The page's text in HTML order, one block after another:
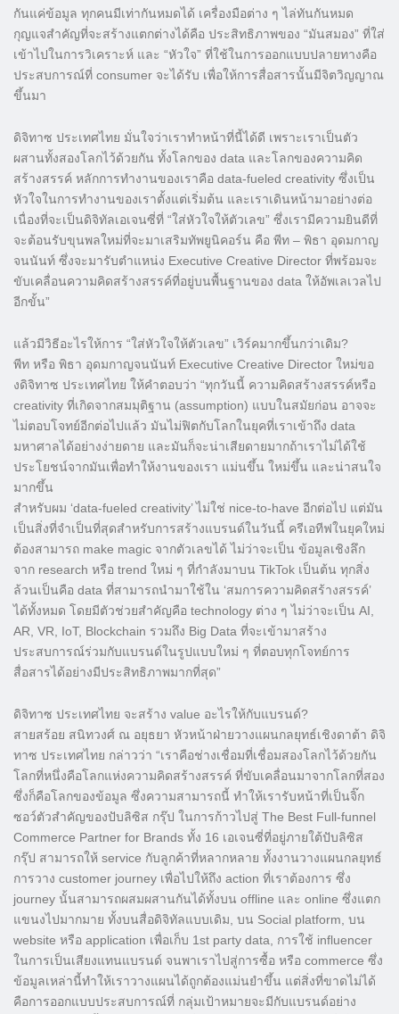
กันแค่ข้อมูล ทุกคนมีเท่ากันหมดได้ เครื่องมือต่าง ๆ ไล่ทันกันหมด
กุญแจสำคัญที่จะสร้างแตกต่างได้คือ ประสิทธิภาพของ “มันสมอง” ที่ใส่
เข้าไปในการวิเคราะห์ และ “หัวใจ” ที่ใช้ในการออกแบบปลายทางคือ
ประสบการณ์ที่ consumer จะได้รับ เพื่อให้การสื่อสารนั้นมีจิตวิญญาณ
ขึ้นมา
ดิจิทาซ ประเทศไทย มั่นใจว่าเราทำหน้าที่นี้ได้ดี เพราะเราเป็นตัว
ผสานทั้งสองโลกไว้ด้วยกัน ทั้งโลกของ data และโลกของความคิด
สร้างสรรค์ หลักการทำงานของเราคือ data-fueled creativity ซึ่งเป็น
หัวใจในการทำงานของเราตั้งแต่เริ่มต้น และเราเดินหน้ามาอย่างต่อ
เนื่องที่จะเป็นดิจิทัลเอเจนซี่ที่ “ใส่หัวใจให้ตัวเลข” ซึ่งเรามีความยินดีที่
จะต้อนรับขุนพลใหม่ที่จะมาเสริมทัพยูนิคอร์น คือ พีท – พิธา อุดมกาญ
จนนันท์ ซึ่งจะมารับตำแหน่ง Executive Creative Director ที่พร้อมจะ
ขับเคลื่อนความคิดสร้างสรรค์ที่อยู่บนพื้นฐานของ data ให้อัพเลเวลไป
อีกขั้น”
แล้วมีวิธีอะไรให้การ “ใส่หัวใจให้ตัวเลข” เวิร์คมากขึ้นกว่าเดิม?
พีท หรือ พิธา อุดมกาญจนนันท์ Executive Creative Director ใหม่ขอ
งดิจิทาซ ประเทศไทย ให้คำตอบว่า “ทุกวันนี้ ความคิดสร้างสรรค์หรือ
creativity ที่เกิดจากสมมุติฐาน (assumption) แบบในสมัยก่อน อาจจะ
ไม่ตอบโจทย์อีกต่อไปแล้ว มันไม่ฟิตกับโลกในยุคที่เราเข้าถึง data
มหาศาลได้อย่างง่ายดาย และมันก็จะน่าเสียดายมากถ้าเราไม่ได้ใช้
ประโยชน์จากมันเพื่อทำให้งานของเรา แม่นขึ้น ใหม่ขึ้น และน่าสนใจ
มากขึ้น
สำหรับผม ‘data-fueled creativity’ ไม่ใช่ nice-to-have อีกต่อไป แต่มัน
เป็นสิ่งที่จำเป็นที่สุดสำหรับการสร้างแบรนด์ในวันนี้ ครีเอทีฟในยุคใหม่
ต้องสามารถ make magic จากตัวเลขได้ ไม่ว่าจะเป็น ข้อมูลเชิงลึก
จาก research หรือ trend ใหม่ ๆ ที่กำลังมาบน TikTok เป็นต้น ทุกสิ่ง
ล้วนเป็นคือ data ที่สามารถนำมาใช้ใน ‘สมการความคิดสร้างสรรค์’
ได้ทั้งหมด โดยมีตัวช่วยสำคัญคือ technology ต่าง ๆ ไม่ว่าจะเป็น AI,
AR, VR, IoT, Blockchain รวมถึง Big Data ที่จะเข้ามาสร้าง
ประสบการณ์ร่วมกับแบรนด์ในรูปแบบใหม่ ๆ ที่ตอบทุกโจทย์การ
สื่อสารได้อย่างมีประสิทธิภาพมากที่สุด”
ดิจิทาซ ประเทศไทย จะสร้าง value อะไรให้กับแบรนด์?
สายสร้อย สนิทวงศ์ ณ อยุธยา หัวหน้าฝ่ายวางแผนกลยุทธ์เชิงดาต้า ดิจิ
ทาซ ประเทศไทย กล่าวว่า “เราคือช่างเชื่อมที่เชื่อมสองโลกไว้ด้วยกัน
โลกที่หนึ่งคือโลกแห่งความคิดสร้างสรรค์ ที่ขับเคลื่อนมาจากโลกที่สอง
ซึ่งก็คือโลกของข้อมูล ซึ่งความสามารถนี้ ทำให้เรารับหน้าที่เป็นจิ๊ก
ซอว์ตัวสำคัญของปับลิซิส กรุ๊ป ในการก้าวไปสู่ The Best Full-funnel
Commerce Partner for Brands ทั้ง 16 เอเจนซี่ที่อยู่ภายใต้ปับลิซิส
กรุ๊ป สามารถให้ service กับลูกค้าที่หลากหลาย ทั้งงานวางแผนกลยุทธ์
การวาง customer journey เพื่อไปให้ถึง action ที่เราต้องการ ซึ่ง
journey นั้นสามารถผสมผสานกันได้ทั้งบน offline และ online ซึ่งแตก
แขนงไปมากมาย ทั้งบนสื่อดิจิทัลแบบเดิม, บน Social platform, บน
website หรือ application เพื่อเก็บ 1st party data, การใช้ influencer
ในการเป็นเสียงแทนแบรนด์ จนพาเราไปสู่การซื้อ หรือ commerce ซึ่ง
ข้อมูลเหล่านี้ทำให้เราวางแผนได้ถูกต้องแม่นยำขึ้น แต่สิ่งที่ขาดไม่ได้
คือการออกแบบประสบการณ์ที่ กลุ่มเป้าหมายจะมีกับแบรนด์อย่าง